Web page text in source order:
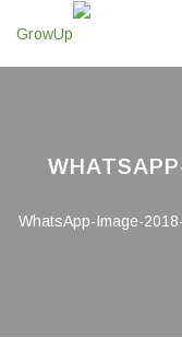
WhatsApp-Image-2018-